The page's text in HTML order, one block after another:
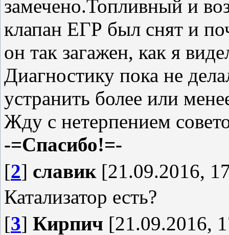
замечено.Топливный и
клапан ЕГР был снят и
он так загажен, как я
Диагностику пока не
устранить более или
Жду с нетерпением
-=Спасибо!=-
[2] славик[21.09.2016,
Катализатор есть?
[3] Кирпич [21.09.2016,